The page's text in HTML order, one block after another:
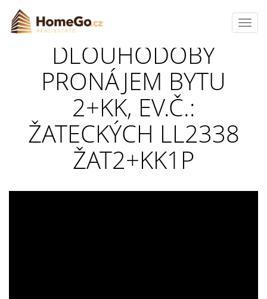
DLOUHODOBÝ
PRONÁJEM BYTU
2+KK, EV.Č.:
ŽATECKÝCH LL2338
ŽAT2+KK1P